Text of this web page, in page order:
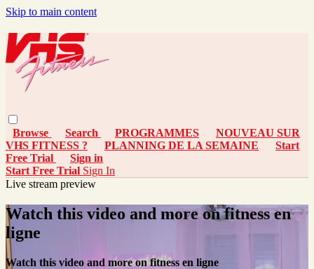
Skip to main content
Browse Search PROGRAMMES
NOUVEAU SUR
VHS FITNESS ?
PLANNING DE LA SEMAINE
Start
Free Trial
Sign in
Start Free Trial Sign In
Live stream preview
Watch this video and more on fitness en
ligne
Watch this video and more on fitness en ligne